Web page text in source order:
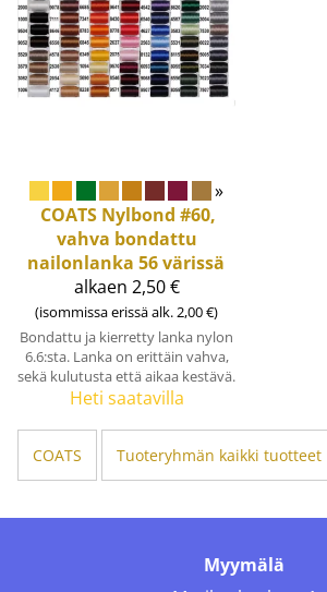
»
COATS Nylbond #60,
vahva bondattu
nailonlanka 56 värissä
alkaen 2,50 €
(isommissa erissä alk. 2,00 €)
Bondattu ja kierretty lanka nylon
6.6:sta. Lanka on erittäin vahva,
sekä kulutusta että aikaa kestävä.
Heti saatavilla
COATS Tuoteryhmän kaikki tuotteet
Myymälä